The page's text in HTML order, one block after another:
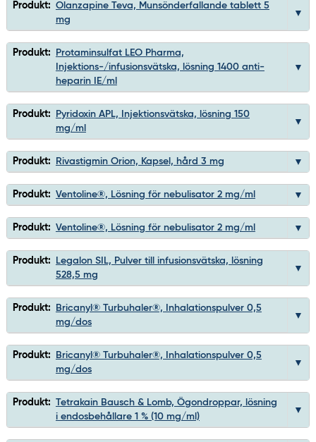
Produkt: Olanzapine Teva, Munsönderfallande tablett 5
mg
Produkt:
Protaminsulfat LEO Pharma,
Injektions-/infusionsvätska, lösning 1400 anti-
heparin IE/ml
Produkt:
Pyridoxin APL, Injektionsvätska, lösning 150
mg/ml
Produkt: Rivastigmin Orion, Kapsel, hård 3 mg
Produkt: Ventoline®, Lösning för nebulisator 2 mg/ml
Produkt: Ventoline®, Lösning för nebulisator 2 mg/ml
Produkt:
Legalon SIL, Pulver till infusionsvätska, lösning
528,5 mg
Produkt:
Bricanyl® Turbuhaler®, Inhalationspulver 0,5
mg/dos
Produkt:
Bricanyl® Turbuhaler®, Inhalationspulver 0,5
mg/dos
Produkt: Tetrakain Bausch & Lomb, Ögondroppar, lösning
i endosbehållare 1 % (10 mg/ml)